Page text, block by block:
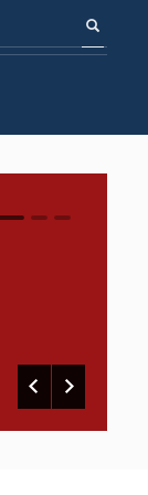
1 2